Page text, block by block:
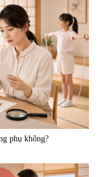
phụ không?